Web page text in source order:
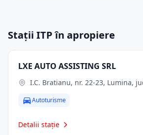
Stații ITP în apropiere
LXE AUTO ASSISTING SRL
I.C. Bratianu, nr. 22-23, Lumina,
Autoturisme
Detalii stație